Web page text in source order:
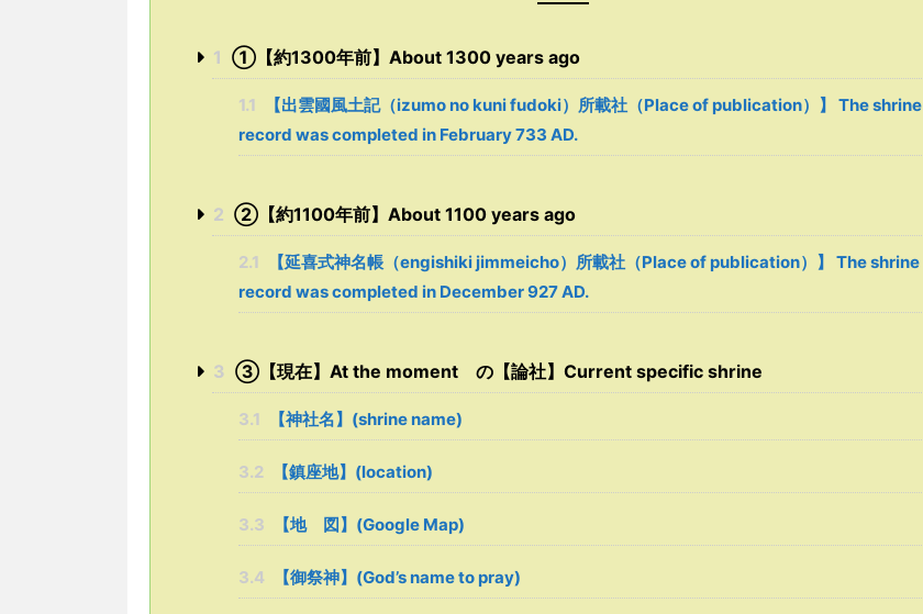
1 ①【約1300年前】About 1300 years ago
1.1
【出雲國風土記（izumo no kuni fudoki）所載社（Place of publication）】 The shrine
record was completed in February 733 AD.
2 ➁【約1100年前】About 1100 years ago
2.1
【延喜式神名帳（engishiki jimmeicho）所載社（Place of publication）】 The shrine
record was completed in December 927 AD.
3 ➂【現在】At the moment の【論社】Current specific shrine
3.1 【神社名】(shrine name)
3.2 【鎮座地】(location)
3.3 【地 図】(Google Map)
3.4 【御祭神】(God’s name to pray)